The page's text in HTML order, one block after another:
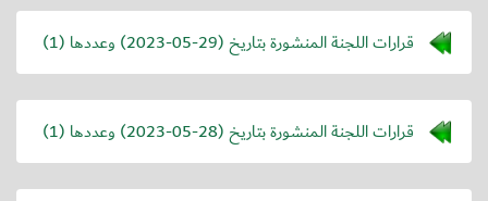
قرارات اللجنة المنشورة بتاريخ (2023-05-29) وعددها (1)
قرارات اللجنة المنشورة بتاريخ (2023-05-28) وعددها (1)